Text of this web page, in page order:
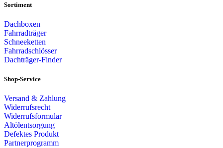
Sortiment
Dachboxen
Fahrradträger
Schneeketten
Fahrradschlösser
Dachträger-Finder
Shop-Service
Versand & Zahlung
Widerrufsrecht
Widerrufsformular
Altölentsorgung
Defektes Produkt
Partnerprogramm